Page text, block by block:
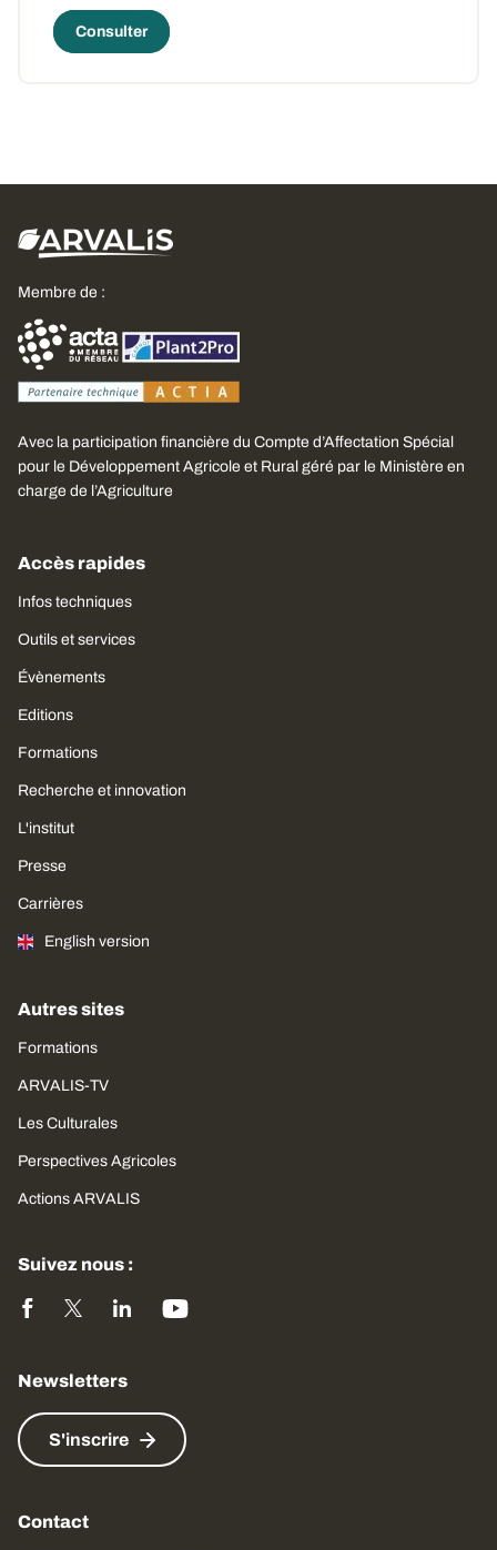
Consulter
Membre de :
Avec la participation financière du Compte d’Affectation Spécial
pour le Développement Agricole et Rural géré par le Ministère en
charge de l’Agriculture
Accès rapides
Infos techniques
Outils et services
Évènements
Editions
Formations
Recherche et innovation
L'institut
Presse
Carrières
English version
Autres sites
Formations
ARVALIS-TV
Les Culturales
Perspectives Agricoles
Actions ARVALIS
Suivez nous :
Newsletters
S'inscrire
Contact